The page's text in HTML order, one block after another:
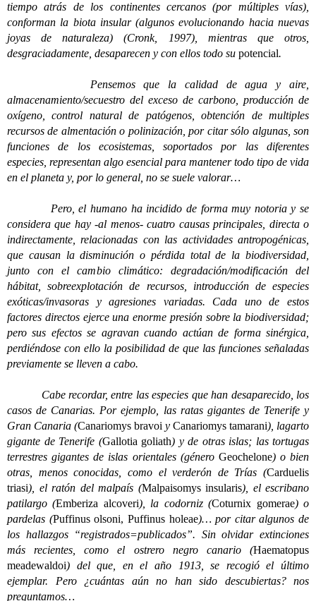
tiempo atrás de los continentes cercanos (por múltiples vías),
conforman la biota insular (algunos evolucionando hacia nuevas
joyas de naturaleza) (Cronk, 1997), mientras que otros,
desgraciadamente, desaparecen y con ellos todo su potencial.
Pensemos que la calidad de agua y aire,
almacenamiento/secuestro del exceso de carbono, producción de
oxígeno, control natural de patógenos, obtención de multiples
recursos de almentación o polinización, por citar sólo algunas, son
funciones de los ecosistemas, soportados por las diferentes
especies, representan algo esencial para mantener todo tipo de vida
en el planeta y, por lo general, no se suele valorar…
Pero, el humano ha incidido de forma muy notoria y se
considera que hay -al menos- cuatro causas principales, directa o
indirectamente, relacionadas con las actividades antropogénicas,
que causan la disminución o pérdida total de la biodiversidad,
junto con el cambio climático: degradación/modificación del
hábitat, sobreexplotación de recursos, introducción de especies
exóticas/invasoras y agresiones variadas. Cada uno de estos
factores directos ejerce una enorme presión sobre la biodiversidad;
pero sus efectos se agravan cuando actúan de forma sinérgica,
perdiéndose con ello la posibilidad de que las funciones señaladas
previamente se lleven a cabo.
Cabe recordar, entre las especies que han desaparecido, los
casos de Canarias. Por ejemplo, las ratas gigantes de Tenerife y
Gran Canaria (Canariomys bravoi y Canariomys tamarani), lagarto
gigante de Tenerife (Gallotia goliath) y de otras islas; las tortugas
terrestres gigantes de islas orientales (género Geochelone) o bien
otras, menos conocidas, como el verderón de Trías (Carduelis
triasi), el ratón del malpaís (Malpaisomys insularis), el escribano
patilargo (Emberiza alcoveri), la codorniz (Coturnix gomerae) o
pardelas (Puffinus olsoni, Puffinus holeae)… por citar algunos de
los hallazgos “registrados=publicados”. Sin olvidar extinciones
más recientes, como el ostrero negro canario (Haematopus
meadewaldoi) del que, en el año 1913, se recogió el último
ejemplar. Pero ¿cuántas aún no han sido descubiertas? nos
preguntamos…